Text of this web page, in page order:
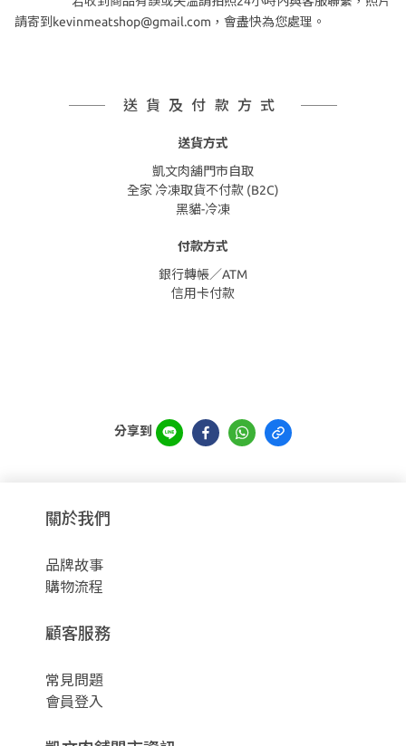
請寄到kevinmeatshop@gmail.com，會盡快為您處理。
送貨及付款方式
送貨方式
凱文肉舖門市自取
全家 冷凍取貨不付款 (B2C)
黑貓-冷凍
付款方式
銀行轉帳／ATM
信用卡付款
分享到
關於我們
品牌故事
購物流程
顧客服務
常見問題
會員登入